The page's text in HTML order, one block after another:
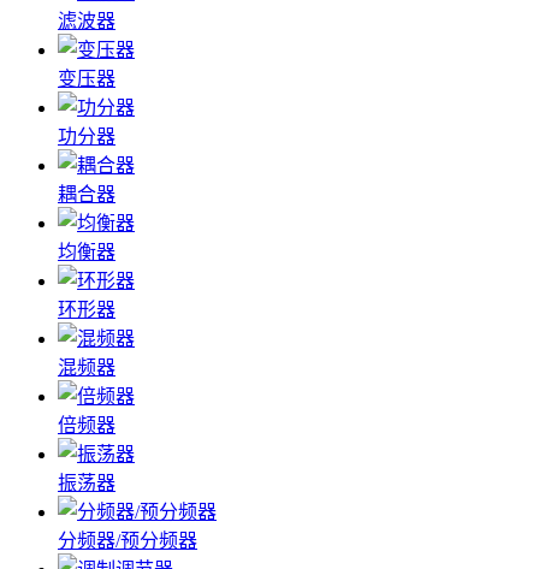
滤波器
变压器
功分器
耦合器
均衡器
环形器
混频器
倍频器
振荡器
分频器/预分频器